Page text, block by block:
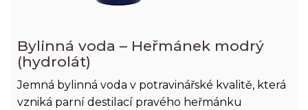
Bylinná voda – Heřmánek modrý
(hydrolát)
Jemná bylinná voda v potravinářské kvalitě, která
vzniká parní destilací pravého heřmánku